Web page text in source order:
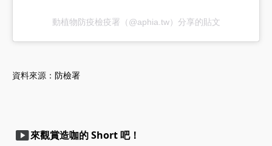
動植物防疫檢疫署（@aphia.tw）分享的貼文
資料來源： 防檢署
smart_display來觀賞造咖的 Short 吧！